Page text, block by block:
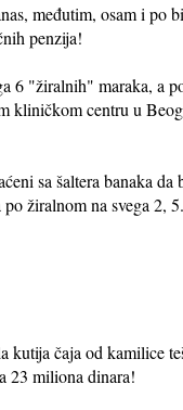
međutim, osam i po
penzija!
6 "žiralnih" maraka, a
kliničkom centru u
sa šaltera banaka da
žiralnom na svega 2, 5.
kutija čaja od kamilice
23 miliona dinara!